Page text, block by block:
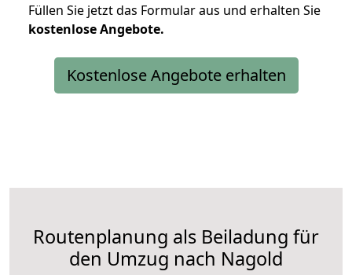
Füllen Sie jetzt das Formular aus und erhalten Sie
kostenloseAngebote.
Kostenlose Angebote erhalten
Routenplanung als Beiladung für
den Umzug nach Nagold